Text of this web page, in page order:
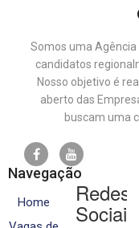
Somos uma
candidatos
Nosso objetivo é
aberto das
buscam uma
Navegação
Home
Redes
Sociais